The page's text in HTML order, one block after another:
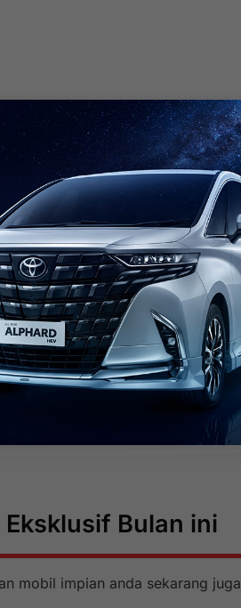
Bulan ini
mobil impian anda sekarang